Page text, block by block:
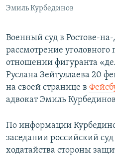
УКРАИНСКАЯ ПРОБЛЕМА КРЫМА
Эмиль Курбединов
Военный суд в Ростове-
рассмотрение уголовного
отношении фигуранта
Руслана Зейтуллаева 20
на своей странице в
адвокат Эмиль
По информации
заседании российский
ходатайства стороны